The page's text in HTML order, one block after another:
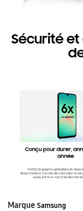
Sécurité
Marque Samsung